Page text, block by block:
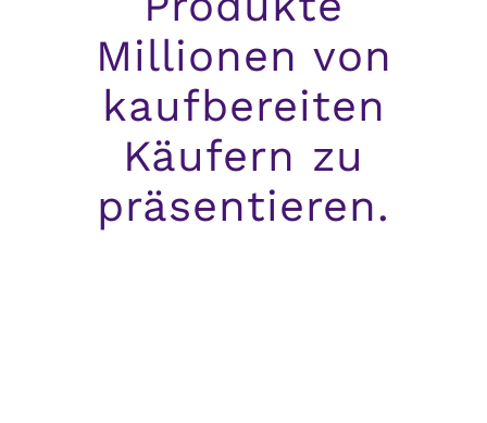
Millionen von
kaufbereiten
Käufern zu
präsentieren.